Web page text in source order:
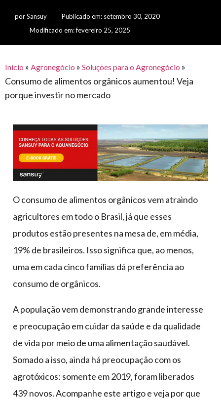
premiações
eventos
o
agronegócio
feira
toldos
offshore
construção
civil
piscinas
mercado
automotivo
calçados,
epi's
e
lonas
lonas
porSansuy Publicado em: setembro 30, 2020
Modificado em: fevereiro 25, 2025
Início » Agronegócio » Soluções para o Agronegócio »
Consumo de alimentos orgânicos aumentou! Veja
porque investir no mercado
O consumo de alimentos orgânicos vem atraindo
agricultores em todo o Brasil, já que esses
produtos estão presentes na mesa de, em média,
19% de brasileiros. Isso significa que, ao menos,
uma em cada cinco famílias dá preferência ao
consumo de orgânicos.
A população vem demonstrando grande interesse
e preocupação em cuidar da saúde e da qualidade
de vida por meio de uma alimentação saudável.
Somado a isso, ainda há preocupação com os
agrotóxicos: somente em 2019, foram liberados
439 novos. Acompanhe este artigo e veja por que